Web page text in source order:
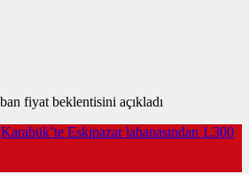
fiyat beklentisini açıkladı
Karabük’te Eskipazar lahanasından 1.300